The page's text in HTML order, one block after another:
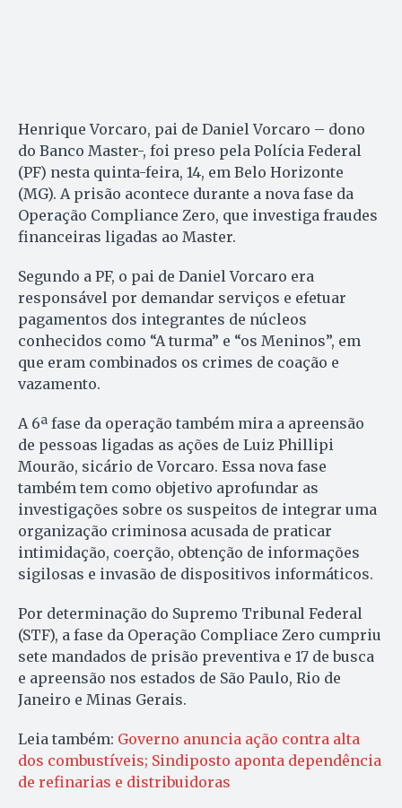
Henrique Vorcaro, pai de Daniel Vorcaro – dono
do Banco Master-, foi preso pela Polícia Federal
(PF) nesta quinta-feira, 14, em Belo Horizonte
(MG). A prisão acontece durante a nova fase da
Operação Compliance Zero, que investiga fraudes
financeiras ligadas ao Master.
Segundo a PF, o pai de Daniel Vorcaro era
responsável por demandar serviços e efetuar
pagamentos dos integrantes de núcleos
conhecidos como “A turma” e “os Meninos”, em
que eram combinados os crimes de coação e
vazamento.
A 6ª fase da operação também mira a apreensão
de pessoas ligadas as ações de Luiz Phillipi
Mourão, sicário de Vorcaro. Essa nova fase
também tem como objetivo aprofundar as
investigações sobre os suspeitos de integrar uma
organização criminosa acusada de praticar
intimidação, coerção, obtenção de informações
sigilosas e invasão de dispositivos informáticos.
Por determinação do Supremo Tribunal Federal
(STF), a fase da Operação Compliace Zero cumpriu
sete mandados de prisão preventiva e 17 de busca
e apreensão nos estados de São Paulo, Rio de
Janeiro e Minas Gerais.
Leia também: Governo anuncia ação contra alta
dos combustíveis; Sindiposto aponta dependência
de refinarias e distribuidoras